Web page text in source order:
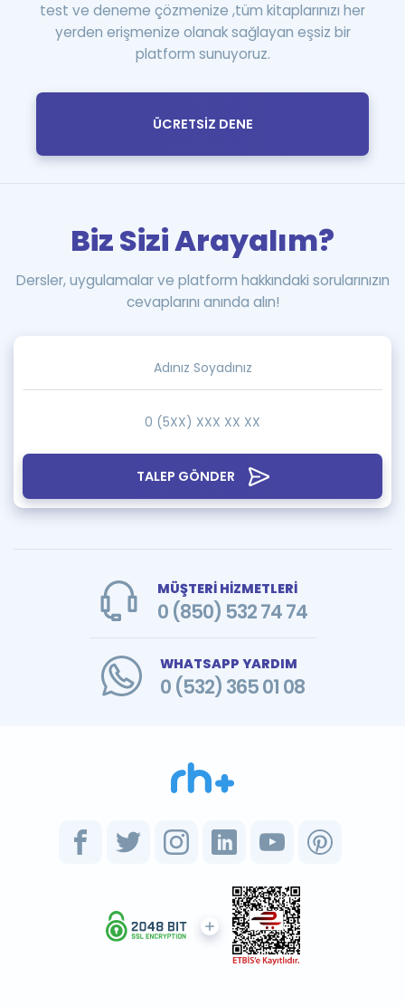
test ve deneme çözmenize ,tüm kitaplarınızı her
yerden erişmenize olanak sağlayan eşsiz bir
platform sunuyoruz.
ÜCRETSİZ DENE
TALEP GÖNDER
Biz Sizi Arayalım?
Dersler, uygulamalar ve platform hakkındaki sorularınızın
cevaplarını anında alın!
MÜŞTERİ HİZMETLERİ
0 (850) 532 74 74
WHATSAPP YARDIM
0 (532) 365 01 08